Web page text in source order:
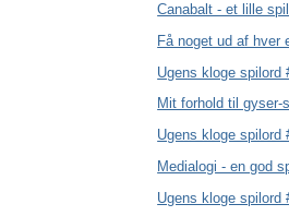
Canabalt - et lille
Få noget ud af hver
Ugens kloge spilord
Mit forhold til gyser-
Ugens kloge spilord
Medialogi - en god
Ugens kloge spilord